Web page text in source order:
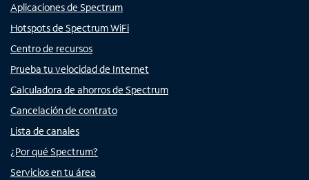
Aplicaciones de Spectrum
Hotspots de Spectrum WiFi
Centro de recursos
Prueba tu velocidad de Internet
Calculadora de ahorros de Spectrum
Cancelación de contrato
Lista de canales
¿Por qué Spectrum?
Servicios en tu área